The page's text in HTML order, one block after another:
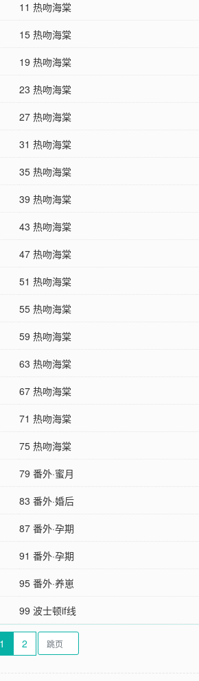
11 热吻海棠
15 热吻海棠
19 热吻海棠
23 热吻海棠
27 热吻海棠
31 热吻海棠
35 热吻海棠
39 热吻海棠
43 热吻海棠
47 热吻海棠
51 热吻海棠
55 热吻海棠
59 热吻海棠
63 热吻海棠
67 热吻海棠
71 热吻海棠
75 热吻海棠
79 番外·蜜月
83 番外·婚后
87 番外·孕期
91 番外·孕期
95 番外·养崽
99 波士顿if线
1 2